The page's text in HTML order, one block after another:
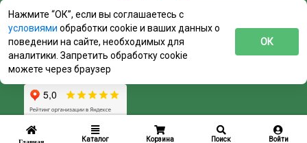
Главная Каталог Корзина Поиск Войти
Нажмите “ОК”, если вы соглашаетесь с
условиями обработки cookie и ваших данных о
поведении на сайте, необходимых для
аналитики. Запретить обработку cookie
можете через браузер
ОК